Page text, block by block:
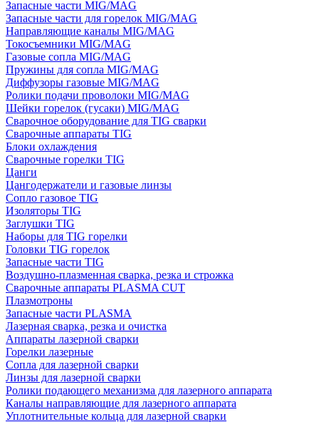
Запасные части MIG/MAG
Запасные части для горелок MIG/MAG
Направляющие каналы MIG/MAG
Токосъемники MIG/MAG
Газовые сопла MIG/MAG
Пружины для сопла MIG/MAG
Диффузоры газовые MIG/MAG
Ролики подачи проволоки MIG/MAG
Шейки горелок (гусаки) MIG/MAG
Сварочное оборудование для TIG сварки
Сварочные аппараты TIG
Блоки охлаждения
Сварочные горелки TIG
Цанги
Цангодержатели и газовые линзы
Сопло газовое TIG
Изоляторы TIG
Заглушки TIG
Наборы для TIG горелки
Головки TIG горелок
Запасные части TIG
Воздушно-плазменная сварка, резка и строжка
Сварочные аппараты PLASMA CUT
Плазмотроны
Запасные части PLASMA
Лазерная сварка, резка и очистка
Аппараты лазерной сварки
Горелки лазерные
Сопла для лазерной сварки
Линзы для лазерной сварки
Ролики подающего механизма для лазерного аппарата
Каналы направляющие для лазерного аппарата
Уплотнительные кольца для лазерной сварки